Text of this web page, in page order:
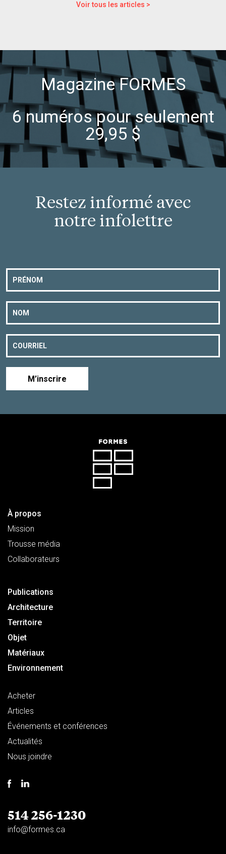
Voir tous les articles >
Magazine FORMES
6 numéros pour seulement
29,95 $
Restez informé avec
notre infolettre
M’inscrire
À propos
Mission
Trousse média
Collaborateurs
Publications
Architecture
Territoire
Objet
Matériaux
Environnement
Acheter
Articles
Événements et conférences
Actualités
Nous joindre
514 256-1230
info@formes.ca